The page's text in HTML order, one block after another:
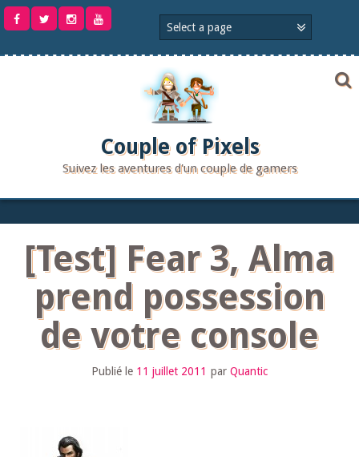
Aller
Couple of Pixels
Suivez les aventures d'un couple de gamers
[Test] Fear 3, Alma
prend possession
de votre console
Publié le 11 juillet 2011 par Quantic